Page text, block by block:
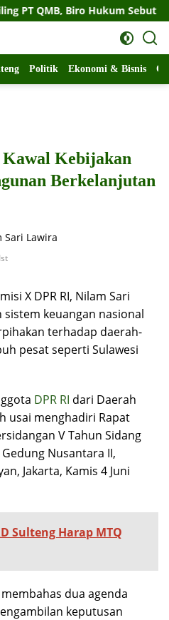
Biro Hukum Sebut Pemprov
Politik Ekonomi & Bisnis
Kebijakan
Berkelanjutan
X DPR RI, Nilam Sari
keuangan nasional
terhadap daerah-
pesat seperti Sulawesi
DPR RI dari Daerah
usai menghadiri Rapat
V Tahun Sidang
Nusantara II,
Jakarta, Kamis 4 Juni
Sulteng Harap MTQ
dua agenda
keputusan